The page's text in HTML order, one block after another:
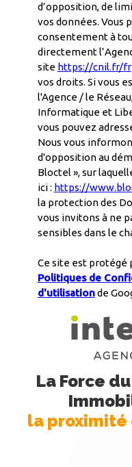
d’opposition, de
vos données. Vous
consentement à
directement
site https://cnil.fr/fr
vos droits. Si vous
l'Agence / le
Informatique et
vous pouvez
Nous vous
d'opposition au
Bloctel », sur
ici : https://
la protection des
vous invitons à ne
sensibles dans le
Ce site est protégé
Politiques de
d'utilisationde
La Force
la